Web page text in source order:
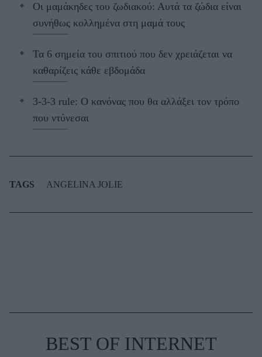
Οι μαμάκηδες του ζωδιακού: Αυτά τα ζώδια είναι
συνήθως κολλημένα στη μαμά τους
Τα 6 σημεία του σπιτιού που δεν χρειάζεται να
καθαρίζεις κάθε εβδομάδα
3-3-3 rule: Ο κανόνας που θα αλλάξει τον τρόπο
που ντύνεσαι
TAGS ANGELINA JOLIE
BEST OF INTERNET